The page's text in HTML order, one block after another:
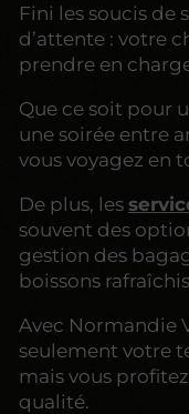
Fini les soucis
d’attente : votre
prendre en
Que ce soit pour
une soirée entre
vous voyagez en
De plus, les
souvent des
gestion des
boissons
Avec Normandie
seulement votre
mais vous
qualité.